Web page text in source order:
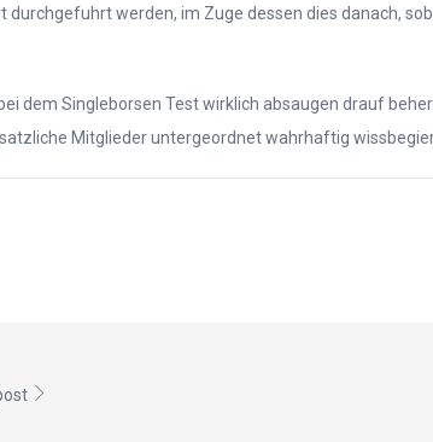
werden, im Zuge dessen dies danach,
dem Singleborsen Test wirklich absaugen drauf
Mitglieder untergeordnet wahrhaftig